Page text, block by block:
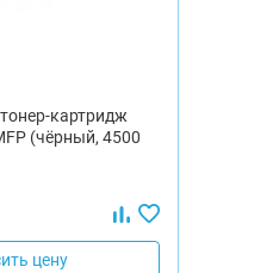
картридж
(чёрный, 4500
цену